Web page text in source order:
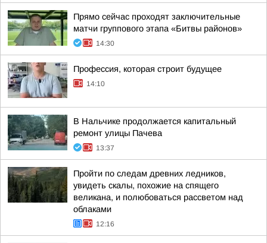
Прямо сейчас проходят заключительные
матчи группового этапа «Битвы районов»
14:30
Профессия, которая строит будущее
14:10
В Нальчике продолжается капитальный
ремонт улицы Пачева
13:37
Пройти по следам древних ледников,
увидеть скалы, похожие на спящего
великана, и полюбоваться рассветом над
облаками
12:16